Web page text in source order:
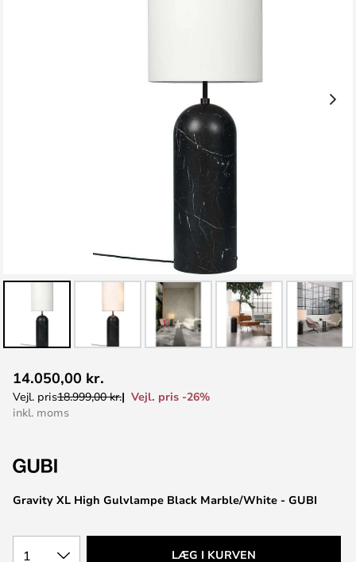
til
starten
Gravity XL High Gulvlampe Black Marble/White - GUBI
14.050,00 kr.
Vejl. pris18.999,00 kr.
Vejl. pris -26%
inkl. moms
1 LÆG I KURVEN